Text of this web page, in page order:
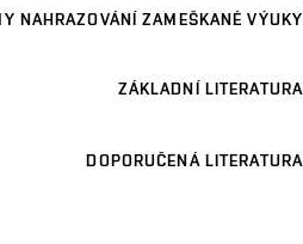
NAHRAZOVÁNÍ ZAMEŠKANÉ VÝUKY
ZÁKLADNÍ LITERATURA
DOPORUČENÁ LITERATURA